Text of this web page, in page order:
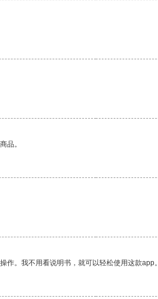
品。
。我不用看说明书，就可以轻松使用这款app。